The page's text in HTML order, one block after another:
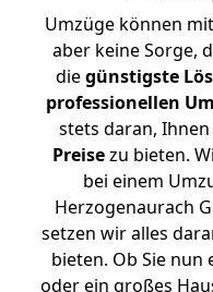
Umzüge können
aber keine Sorge,
diegünstigste
professionellen
stets daran, Ihnen
Preisezu bieten.
bei einem
Herzogenaurach
setzen wir alles
bieten. Ob Sie nun
oder ein großes